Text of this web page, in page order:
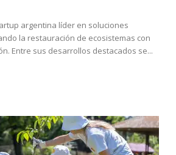
argentina líder en soluciones
la restauración de ecosistemas con
Entre sus desarrollos destacados se...